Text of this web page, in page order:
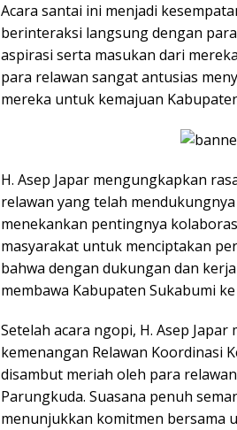
Acara santai ini menjadi
berinteraksi langsung dengan
aspirasi serta masukan dari
para relawan sangat antusias
mereka untuk kemajuan
H. Asep Japar mengungkapkan
relawan yang telah
menekankan pentingnya
masyarakat untuk menciptakan
bahwa dengan dukungan dan
membawa Kabupaten Sukabumi
Setelah acara ngopi, H. Asep
kemenangan Relawan Koordinasi
disambut meriah oleh para
Parungkuda. Suasana penuh
menunjukkan komitmen bersama